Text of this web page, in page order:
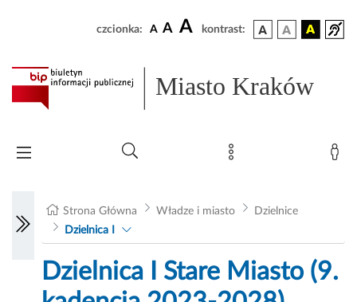
czcionka: A A A kontrast:
Miasto Kraków
Strona Główna Władze i miasto
Dzielnice
Dzielnica I
Dzielnica I Stare Miasto (9.